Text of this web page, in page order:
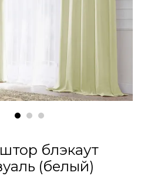
блэкаут
(белый)